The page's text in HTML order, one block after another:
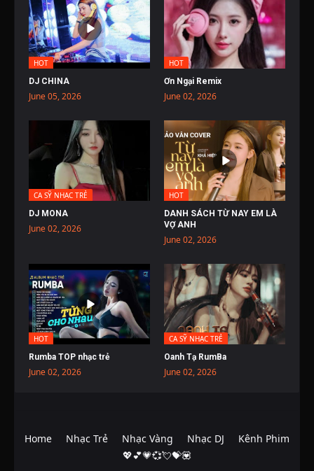
HOT
DJ CHINA
June 05, 2026
HOT
Ơn Ngại Remix
June 02, 2026
CA SỸ NHẠC TRẺ
DJ MONA
June 02, 2026
HOT
DANH SÁCH TỪ NAY EM LÀ
VỢ ANH
June 02, 2026
HOT
Rumba TOP nhạc trẻ
June 02, 2026
CA SỸ NHẠC TRẺ
Oanh Tạ RumBa
June 02, 2026
Home Nhạc Trẻ Nhạc Vàng Nhạc DJ
Kênh Phim
💖💕💗💞💘💝💟